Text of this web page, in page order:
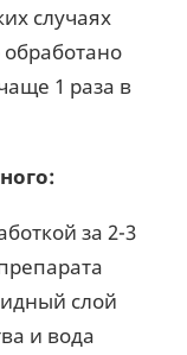
случаях
1 раза в
за 2-3
слой
и вода